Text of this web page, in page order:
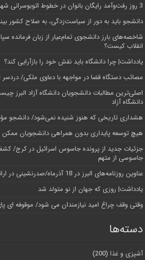
3 روز رفت‌وآمد رایگان بانوان در خطوط اتوبوسرانی شهری کرج
دانشجو باید به دور از سیاست‌زدگی، به صلاح کشور
شاخصه‌های بارز دانشجوی تمام‌عیار از زبان فرمانده
انقلاب کیست؟
یادداشت| چرا دانشگاه باید نقش خود را بازآرایی کند؟
مصائب دستگاه قضا در مواجهه با دعاوی ملکی/ دردسر
اصلی‌ترین مطالبات دانشجویان دانشگاه آزاد البرز
دانشگاه آز‌اد
هشداری تاریخی که هنوز شنیده نمی‌شود/ دانشجو
هیچ توسعه پایداری بدون همراهی دانشجویان
جزئیات جدید از پرونده جاسوس اسرائیل در کرج/‌
جاسوسی از متهم
عناوین روزنامه‌های البرز در ‌18 آذرماه/صدرنشینی در ارائه خدمات زایمان بی‌درد
یادداشت| روزی که جهان از نو متولد شد
وقتی وقف چراغ امید نیازمندان می شود/ موقوفه ای
دسته‌ها
آشپزی و غذا (200)